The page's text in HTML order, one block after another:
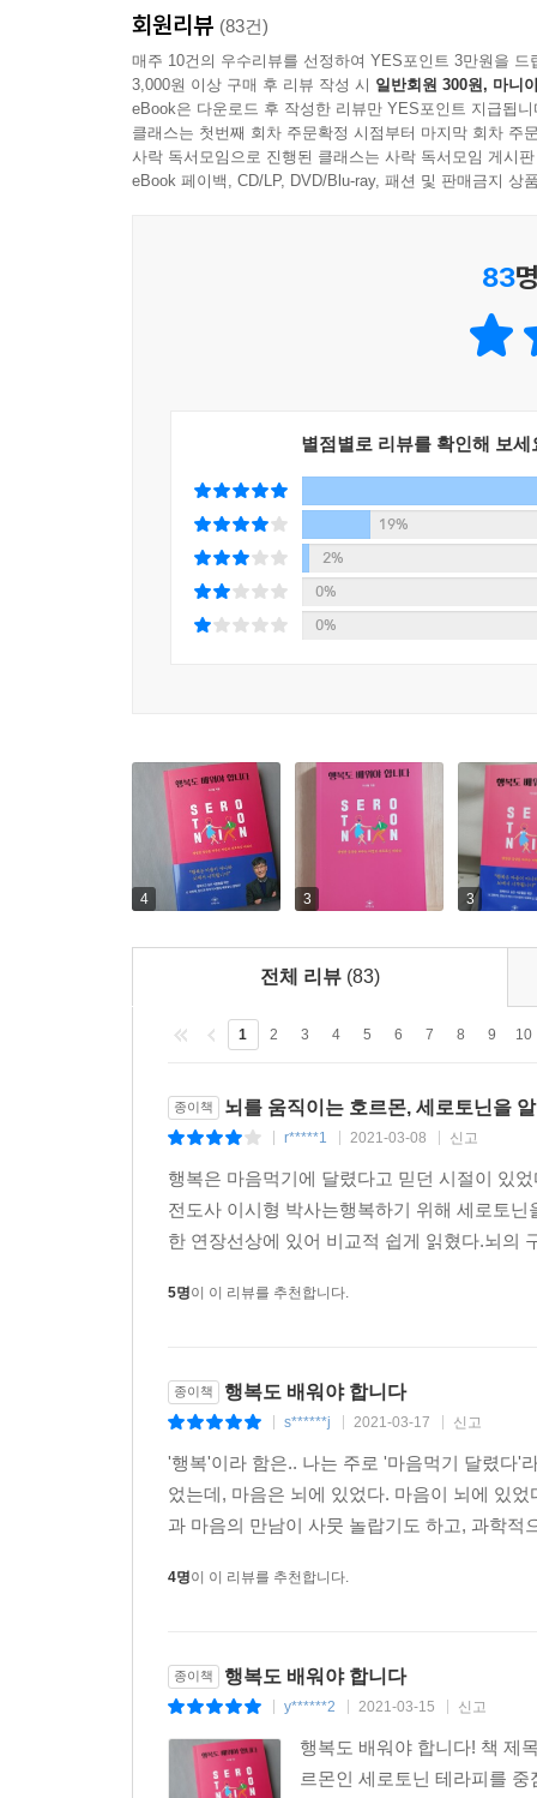
배고픔과 뭔가를 먹고 싶은 식욕은 아주 다르다.
배고픈 굶주림이 아닌 먹고 싶어 하는 식욕 때문
못 견뎌 실패한다.
배고파서 먹느냐 식욕 때문에 먹느냐를 구분해야
엄청난 의지의 힘이 필요하다. 애를 쓰다가 결국
지기 때문이다. 그러나 세로토닌 파워 다이어트
우리가 보통 피곤하다고 말할 때는 대체로 몸이
만 뇌 피로에는 휴식이 오히려 더 피로를 가중시
원 손질, 청소, 정리 등 가벼운 일이 좋다. 하고
- 자연의 리듬과 체내 리듬을 조절한다
- 뇌내 오케스트라 지휘자 역할을 한다
- 몸을 아이돌링 상태로!
- 뇌를 냉철하게 각성시킨다
- 자율신경에도 영향
- 스트레스에 강한 몸으로 만든다
- 면역력 강화
(본문 099~110쪽)
- 어려운 상황에도 합리적으로 조절한다 - 무섭게
- 쓰라린 경험에서 교훈을 얻는다 - 우뇌형이다 -
- 자연친화성 지능이 높다 - 정서적 안정성이 높다
- 긍정적이다 - 내향적이다
뇌 과학에서 본 인간 유형은 세로토닌형 인간, 노
인간, 소극적인 것 같으면서도 적극적인 인간,
를 읽는 동안 독자들은 단순한 지식 쌓기용 독서
뇌 과학자, 정신과 의사 이시형의 세로토닌 결정판
★ 세로토닌 처방전 ★ 스트레스에 대처하는 방
★ 나의 감성지수는?등 수록.
테라피’ 라는 부제목 아래 쓰인 책이라 전문가뿐
회원리뷰 (83건)
매주 10건의 우수리뷰를 선정하여 YES포인트 3만원을 드
3,000원 이상 구매 후 리뷰 작성 시 일반회원 300원, 마니
eBook은 다운로드 후 작성한 리뷰만 YES포인트 지급됩니
클래스는 첫번째 회차 주문확정 시점부터 마지막 회차 주
사락 독서모임으로 진행된 클래스는 사락 독서모임 게시
eBook 페이백, CD/LP, DVD/Blu-ray, 패션 및 판매금지 상
83
별점별로 리뷰를 확인해 보세
19%
2%
0%
0%
4 3 3
전체 리뷰 (83)
1 2 3 4 5 6 7 8 9 10
종이책 뇌를 움직이는 호르몬, 세로토닌을
r*****1 2021-03-08 신고
행복은 마음먹기에 달렸다고 믿던 시절이 있
전도사 이시형 박사는행복하기 위해 세로토
한 연장선상에 있어 비교적 쉽게 읽혔다.뇌의
5명이 이 리뷰를 추천합니다.
종이책 행복도 배워야 합니다
s******j 2021-03-17 신고
'행복'이라 함은.. 나는 주로 '마음먹기 달렸다'
었는데, 마음은 뇌에 있었다. 마음이 뇌에 있
과 마음의 만남이 사뭇 놀랍기도 하고, 과학
4명이 이 리뷰를 추천합니다.
종이책 행복도 배워야 합니다
y******2 2021-03-15 신고
행복도 배워야 합니다! 책 제
르몬인 세로토닌 테라피를